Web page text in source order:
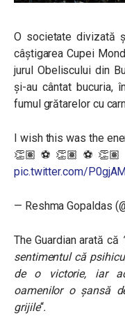
O societate divizată
câștigarea Cupei
jurul Obeliscului din
și-au cântat bucuria,
fumul grătarelor cu
I wish this was the
pic.twitter.com/
— Reshma Gopaldas
The Guardian arată că
sentimentul că
de o victorie, iar
oamenilor o șansă
grijile“.